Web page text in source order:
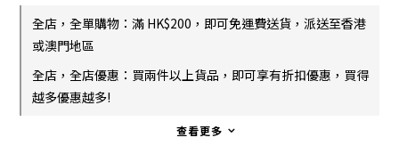
全店，全單購物：滿 HK$200，即可免運費送貨，派送至香港
或澳門地區
全店，全店優惠：買兩件以上貨品，即可享有折扣優惠，買得
越多優惠越多!
查看更多